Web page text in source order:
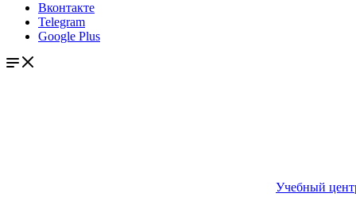
Вконтакте
Telegram
Google Plus
Учебный